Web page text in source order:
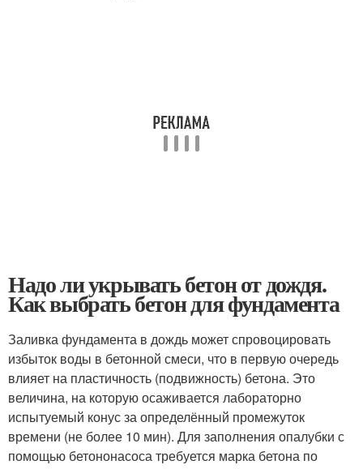
Надо ли укрывать бетон от дождя.
Как выбрать бетон для фундамента
Заливка фундамента в дождь может спровоцировать
избыток воды в бетонной смеси, что в первую очередь
влияет на пластичность (подвижность) бетона. Это
величина, на которую осаживается лабораторно
испытуемый конус за определённый промежуток
времени (не более 10 мин). Для заполнения опалубки с
помощью бетононасоса требуется марка бетона по